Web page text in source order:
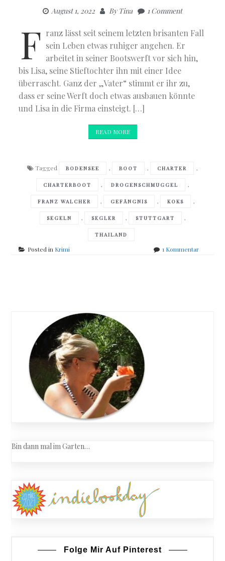
August 1, 2022 ByTina 1 Comment
F ranz lässt seit seinem letzten brisanten Fall
sein Leben etwas ruhiger angehen. Er
arbeitet in seiner Bootswerft vor sich hin,
bis Lisa, seine Stieftochter ihn mit einer Idee
überrascht. Ganz der „Vater“ stimmt er ihr zu,
dass er seine Werft doch etwas ausbauen könnte
und Lisa in die Firma einsteigt. […]
READ MORE
Tagged BODENSEE , BOOT , CHARTER ,
CHARTERBOOT , DROGENSCHMUGGEL ,
FRANZ WALCHER , GEFÄNGNIS , KOKS ,
SEGELN , SEGLER , STUTTGART ,
THAILAND
Posted in Krimi 1 Kommentarzu
navigation
Bin dann mal im Garten…
Folge Mir Auf Pinterest